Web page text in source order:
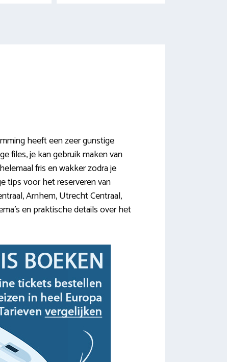
heeft een zeer gunstige
files, je kan gebruik maken van
fris en wakker zodra je
tips voor het reserveren van
Arnhem, Utrecht Centraal,
en praktische details over het